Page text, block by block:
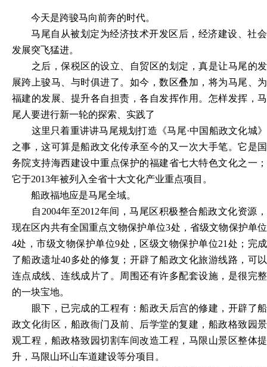
今天是跨骏马向前奔的时代。
马尾自从被划定为经济技术开发区后，经济建设、社会
发展突飞猛进。
之后，保税区的设立、自贸区的划定，真是让马尾的发
展跨上骏马、与时俱进了。如今，数区叠加，将为马尾、为
福建的发展、提升各自担责，各自发挥作用。怎样发挥，马
尾人要进行新一轮的探索、实践了
这里只着重讲讲马尾规划打造《马尾·中国船政文化城》
之事，这可算是船政文化传承至今的又一次大手笔。它是国
务院支持海西建设中重点保护的福建省七大特色文化之一；
它于2013年被列入全省十大文化产业重点项目。
船政福地应是马尾全域。
自 2004年至2012年间，马尾区积极整合船政文化资源，
现在区内共有全国重点文物保护单位3处，省级文物保护单位
4处，市级文物保护单位9处，区级文物保护单位21处；完成
了船政遗址40多处的修复；开辟了船政文化旅游线路，可以
连点成线、连线成片了。周围还有许多配套设施，是很完整
的一块宝地。
眼下，已完成的工程有：船政天后宫的修建，开辟了船
政文化街区，船政衙门及前、后学堂的复建，船政格致园景
观工程，船政格致园切割车间改造工程，马限山景区整体提
升，马限山环山车道建设等分项目。